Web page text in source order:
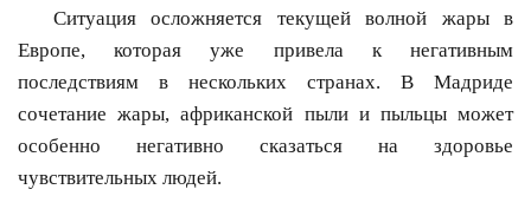
Ситуация осложняется текущей волной жары в
Европе, которая уже привела к негативным
последствиям в нескольких странах. В Мадриде
сочетание жары, африканской пыли и пыльцы может
особенно негативно сказаться на здоровье
чувствительных людей.